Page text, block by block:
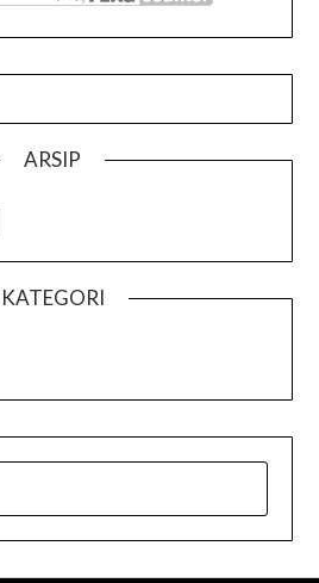
ARSIP
KATEGORI